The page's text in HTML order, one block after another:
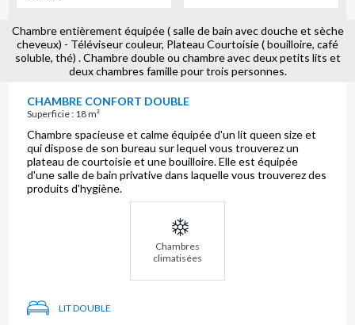
Chambre entièrement équipée ( salle de bain avec douche et sèche
cheveux) - Téléviseur couleur, Plateau Courtoisie ( bouilloire, café
soluble, thé) . Chambre double ou chambre avec deux petits lits et
deux chambres famille pour trois personnes.
CHAMBRE CONFORT DOUBLE
Superficie : 18 m²
Chambre spacieuse et calme équipée d'un lit queen size et
qui dispose de son bureau sur lequel vous trouverez un
plateau de courtoisie et une bouilloire. Elle est équipée
d'une salle de bain privative dans laquelle vous trouverez des
produits d'hygiène.
Chambres
climatisées
LIT DOUBLE